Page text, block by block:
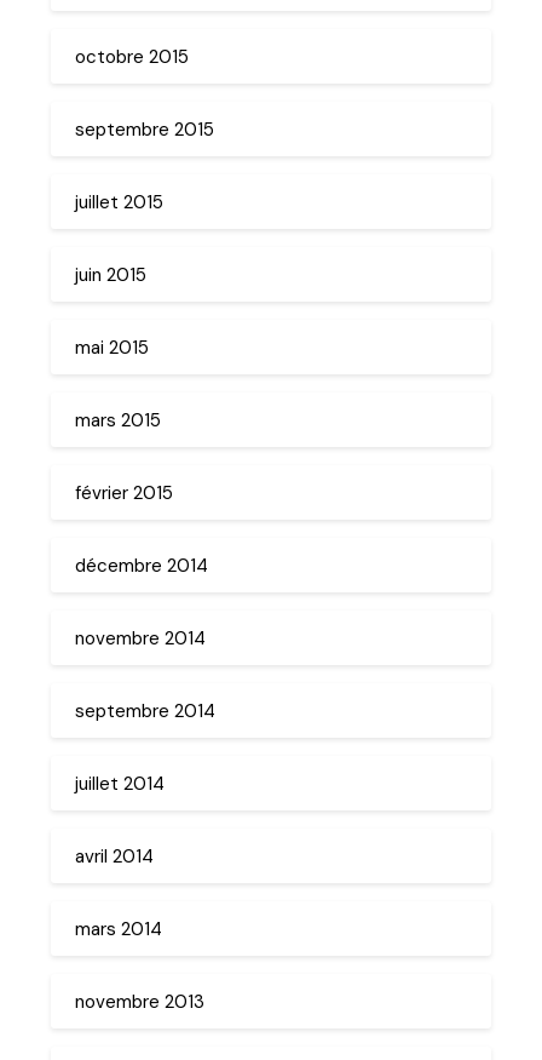
octobre 2015
septembre 2015
juillet 2015
juin 2015
mai 2015
mars 2015
février 2015
décembre 2014
novembre 2014
septembre 2014
juillet 2014
avril 2014
mars 2014
novembre 2013